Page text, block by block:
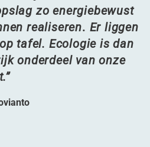
zo energiebewust
realiseren. Er liggen
tafel. Ecologie is dan
onderdeel van onze